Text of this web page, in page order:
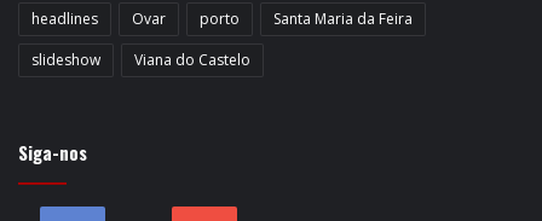
headlines
Ovar porto
Santa Maria da Feira
slideshow
Viana do Castelo
Siga-nos